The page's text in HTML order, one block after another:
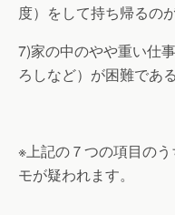
度）をして持ち帰るの
7)家の中のやや重い仕
ろしなど）が困難である
※上記の７つの項目の
モが疑われます。